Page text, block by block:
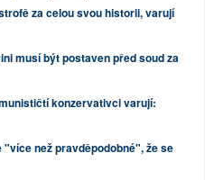
za celou svou historii, varují
musí být postaven před soud za
konzervativci varují:
než pravděpodobné", že se